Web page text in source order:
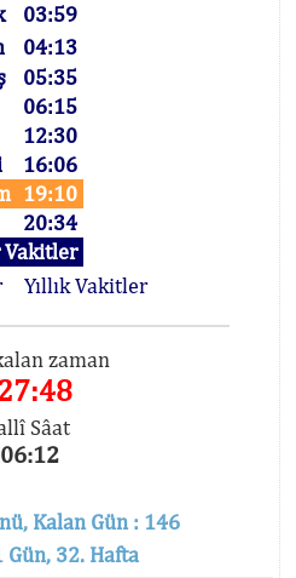
03:59
04:13
05:35
06:15
12:30
16:06
19:10
20:34
Vakitler
Yıllık Vakitler
zaman
Sâat
Kalan Gün : 146
Gün, 32. Hafta